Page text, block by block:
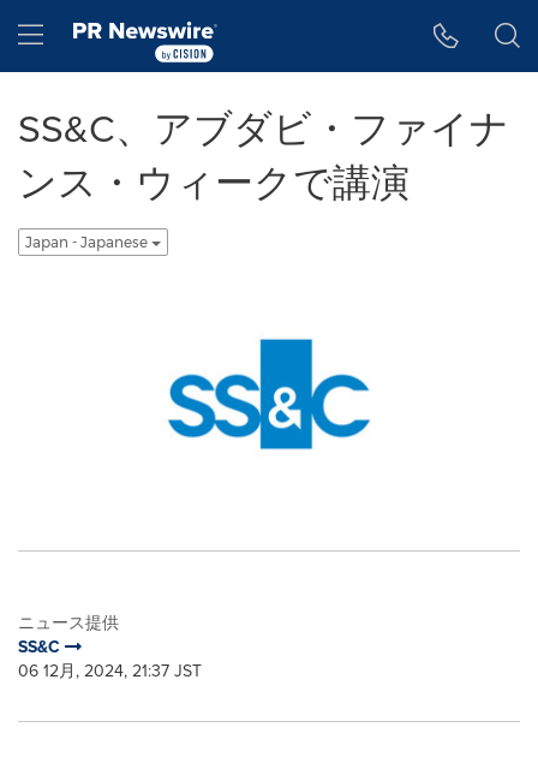
Hamburger menu
SS&C、アブダビ・ファイナ
ンス・ウィークで講演
Japan - Japanese
ニュース提供
SS&C
06 12月, 2024, 21:37 JST